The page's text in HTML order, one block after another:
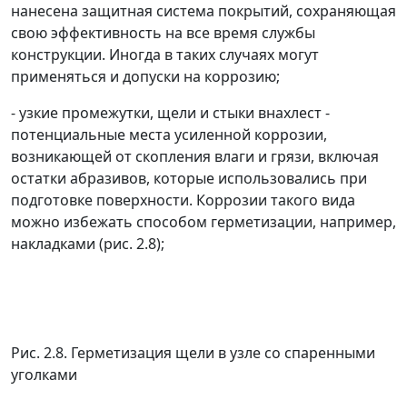
нанесена защитная система покрытий, сохраняющая
свою эффективность на все время службы
конструкции. Иногда в таких случаях могут
применяться и допуски на коррозию;
- узкие промежутки, щели и стыки внахлест -
потенциальные места усиленной коррозии,
возникающей от скопления влаги и грязи, включая
остатки абразивов, которые использовались при
подготовке поверхности. Коррозии такого вида
можно избежать способом герметизации, например,
накладками (рис. 2.8);
Рис. 2.8. Герметизация щели в узле со спаренными
уголками